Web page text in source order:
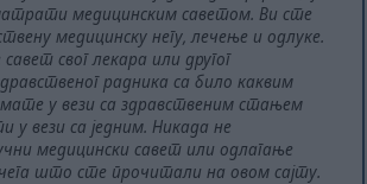
медицинским саветом. Ви сте
медицинску негу, лечење и одлуке.
свог лекара или другог
радника са било каквим
у вези са здравственим стањем
у вези са једним. Никада не
медицински савет или одлагање
што сте прочитали на овом сајту.